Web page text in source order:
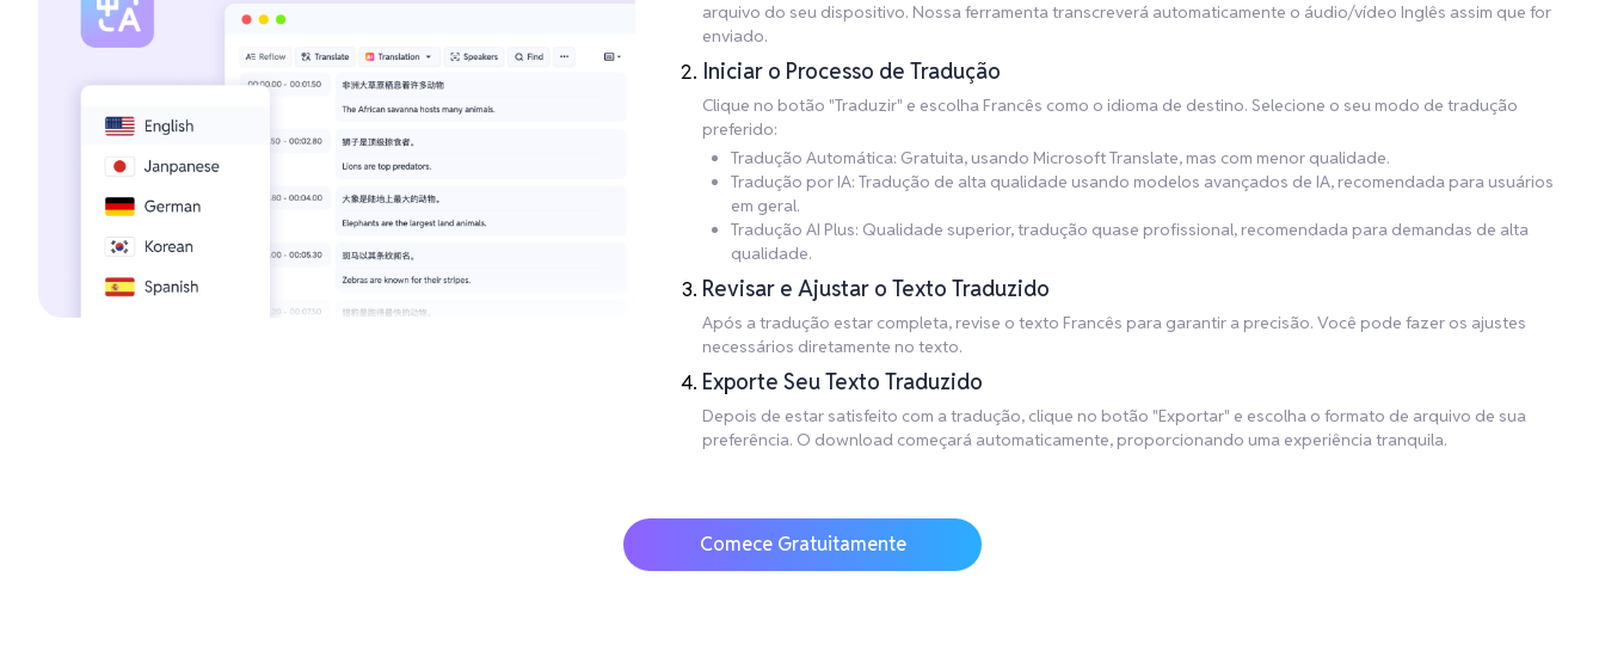
arquivo do seu dispositivo. Nossa ferramenta transcreverá automaticamente o áudio/vídeo Inglês assim que for
enviado.
Iniciar o Processo de Tradução
Clique no botão "Traduzir" e escolha Francês como o idioma de destino. Selecione o seu modo de tradução
preferido:
Tradução Automática: Gratuita, usando Microsoft Translate, mas com menor qualidade.
Tradução por IA: Tradução de alta qualidade usando modelos avançados de IA, recomendada para usuários
em geral.
Tradução AI Plus: Qualidade superior, tradução quase profissional, recomendada para demandas de alta
qualidade.
Revisar e Ajustar o Texto Traduzido
Após a tradução estar completa, revise o texto Francês para garantir a precisão. Você pode fazer os ajustes
necessários diretamente no texto.
Exporte Seu Texto Traduzido
Depois de estar satisfeito com a tradução, clique no botão "Exportar" e escolha o formato de arquivo de sua
preferência. O download começará automaticamente, proporcionando uma experiência tranquila.
Comece Gratuitamente